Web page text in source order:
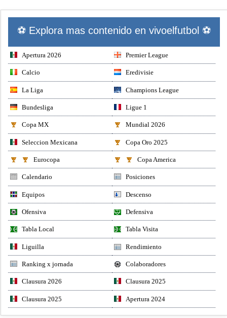
⚽ Explora mas contenido en vivoelfutbol ⚽
Apertura 2026 Premier League
Calcio Eredivisie
La Liga Champions League
Bundesliga Ligue 1
Copa MX Mundial 2026
Seleccion Mexicana Copa Oro 2025
Eurocopa Copa America
Calendario Posiciones
Equipos Descenso
Ofensiva Defensiva
Tabla Local Tabla Visita
Liguilla Rendimiento
Ranking x jornada Colaboradores
Clausura 2026 Clausura 2025
Clausura 2025 Apertura 2024